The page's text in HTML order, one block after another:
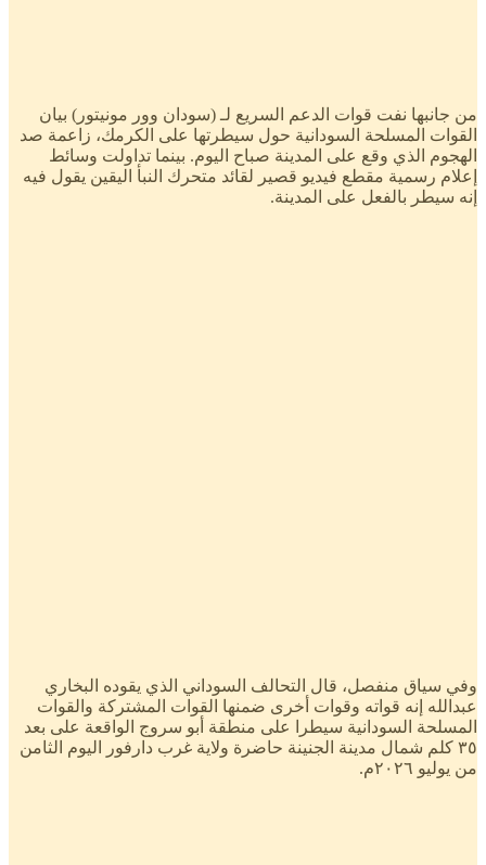
من جانبها نفت قوات الدعم السريع لـ (سودان وور مونيتور) بيان
القوات المسلحة السودانية حول سيطرتها على الكرمك، زاعمة صد
الهجوم الذي وقع على المدينة صباح اليوم. بينما تداولت وسائط
إعلام رسمية مقطع فيديو قصير لقائد متحرك النبأ اليقين يقول فيه
إنه سيطر بالفعل على المدينة.
وفي سياق منفصل، قال التحالف السوداني الذي يقوده البخاري
عبدالله إنه قواته وقوات أخرى ضمنها القوات المشتركة والقوات
المسلحة السودانية سيطرا على منطقة أبو سروج الواقعة على بعد
٣٥ كلم شمال مدينة الجنينة حاضرة ولاية غرب دارفور اليوم الثامن
من يوليو ٢٠٢٦م.